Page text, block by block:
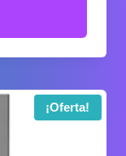
¡Oferta!